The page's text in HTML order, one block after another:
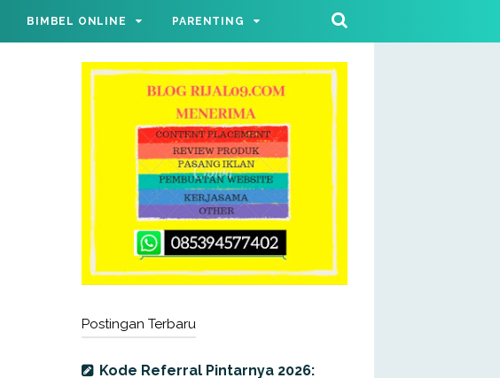
BIMBEL ONLINE PARENTING
Postingan Terbaru
Kode Referral Pintarnya 2026: